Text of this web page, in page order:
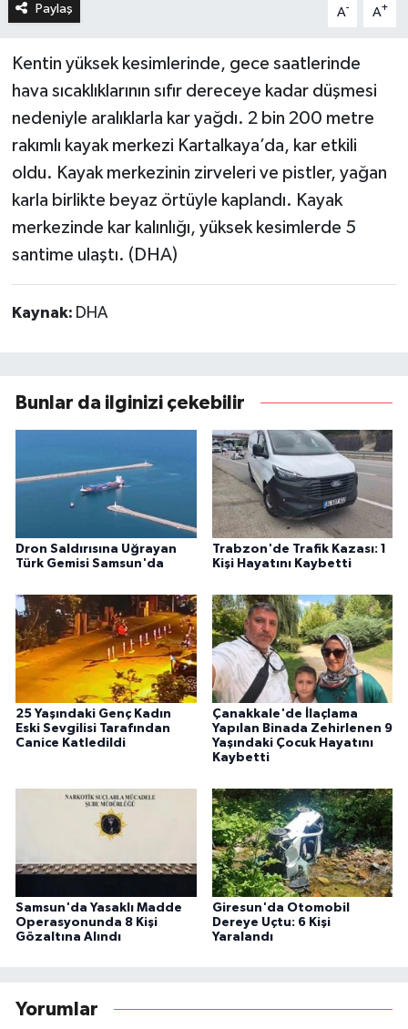
Paylaş A- A+
Kentin yüksek kesimlerinde, gece saatlerinde
hava sıcaklıklarının sıfır dereceye kadar düşmesi
nedeniyle aralıklarla kar yağdı. 2 bin 200 metre
rakımlı kayak merkezi Kartalkaya’da, kar etkili
oldu. Kayak merkezinin zirveleri ve pistler, yağan
karla birlikte beyaz örtüyle kaplandı. Kayak
merkezinde kar kalınlığı, yüksek kesimlerde 5
santime ulaştı. (DHA)
Kaynak: DHA
Bunlar da ilginizi çekebilir
Dron Saldırısına Uğrayan
Türk Gemisi Samsun'da
Trabzon'de Trafik Kazası: 1
Kişi Hayatını Kaybetti
25 Yaşındaki Genç Kadın
Eski Sevgilisi Tarafından
Canice Katledildi
Çanakkale'de İlaçlama
Yapılan Binada Zehirlenen 9
Yaşındaki Çocuk Hayatını
Kaybetti
Samsun'da Yasaklı Madde
Operasyonunda 8 Kişi
Gözaltına Alındı
Giresun'da Otomobil
Dereye Uçtu: 6 Kişi
Yaralandı
Yorumlar